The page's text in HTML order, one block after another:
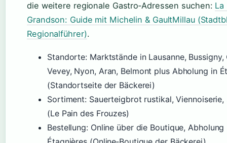
die weitere regionale Gastro‑Adressen suchen: La
Grandson: Guide mit Michelin & GaultMillau
Regionalführer).
Standorte: Marktstände in Lausanne,
Vevey, Nyon, Aran, Belmont plus Abholung in
(Standortseite der Bäckerei)
Sortiment: Sauerteigbrot rustikal,
(Le Pain des Frouzes)
Bestellung: Online über die Boutique,